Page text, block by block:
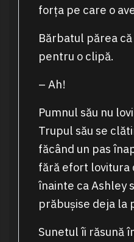
forța pe care o
Bărbatul părea
pentru o clipă.
– Ah!
Pumnul său nu
Trupul său se
făcând un pas
fără efort lovitura
înainte ca Ashley
prăbușise deja la
Sunetul îi răsună